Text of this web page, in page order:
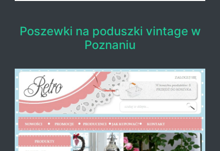
Poszewki na poduszki vintage w
Poznaniu